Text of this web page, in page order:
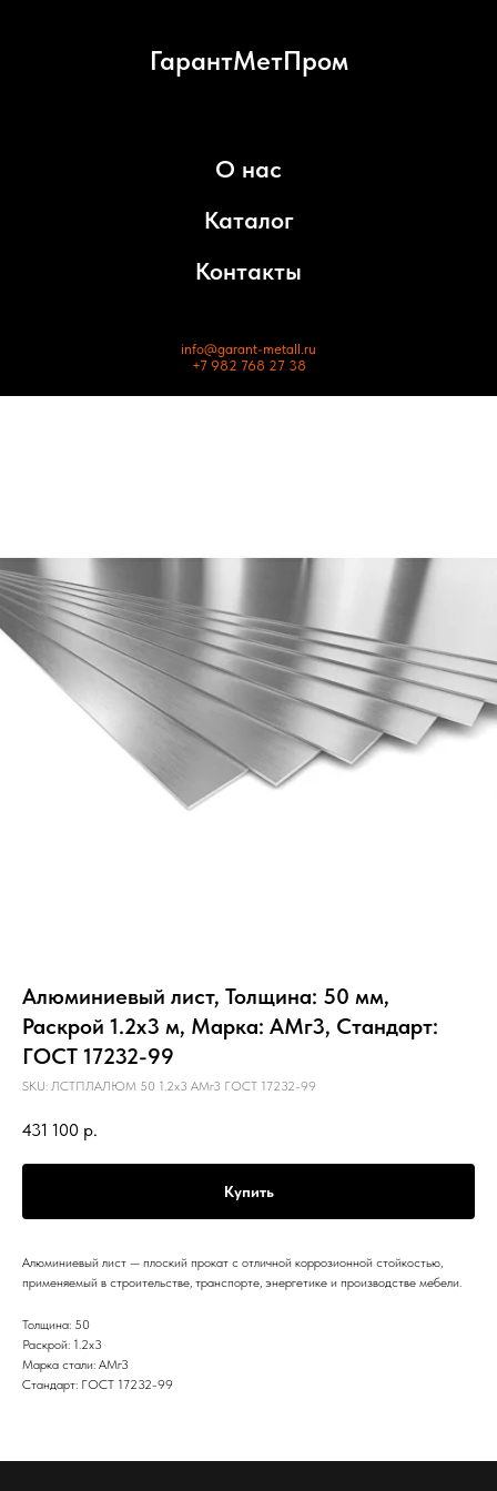
ГарантМетПром
О нас
Каталог
Контакты
info@garant-metall.ru
+7 982 768 27 38
Алюминиевый лист, Толщина: 50 мм,
Раскрой 1.2х3 м, Марка: АМг3, Стандарт:
ГОСТ 17232-99
SKU: ЛСТПЛАЛЮМ 50 1.2х3 АМг3 ГОСТ 17232-99
431 100 р.
Купить
Алюминиевый лист — плоский прокат с отличной коррозионной стойкостью,
применяемый в строительстве, транспорте, энергетике и производстве мебели.
Толщина: 50
Раскрой: 1.2х3
Марка стали: АМг3
Стандарт: ГОСТ 17232-99